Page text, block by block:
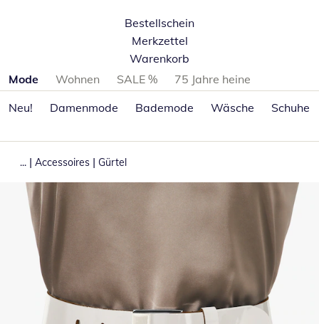
Bestellschein
Merkzettel
Warenkorb
Produktkategorien überspringen
Mode Wohnen SALE %
75 Jahre heine
Neu!
Damenmode Bademode Wäsche Schuhe
... | Accessoires | Gürtel